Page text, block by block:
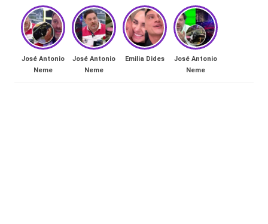
a
🔥
redes
lacvc.com
José Antonio
Neme
José Antonio
Neme
Emilia Dides
José Antonio
Neme